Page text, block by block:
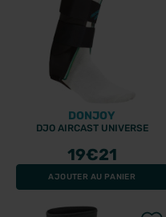
DONJOY
DJO AIRCAST UNIVERSE
19€21
AJOUTER AU PANIER